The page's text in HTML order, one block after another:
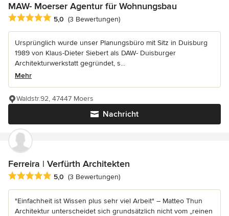
MAW- Moerser Agentur für Wohnungsbau
Durchschnittliche Bewertung: 5 von 5 Sternen
5,0 (3 Bewertungen)
Ursprünglich wurde unser Planungsbüro mit Sitz in Duisburg
1989 von Klaus-Dieter Siebert als DAW- Duisburger
Architekturwerkstatt gegründet, s...
Mehr
Nachricht
Waldstr.92, 47447 Moers
Ferreira | Verfürth Architekten
Durchschnittliche Bewertung: 5 von 5 Sternen
5,0 (3 Bewertungen)
"Einfachheit ist Wissen plus sehr viel Arbeit" – Matteo Thun
Architektur unterscheidet sich grundsätzlich nicht vom „reinen